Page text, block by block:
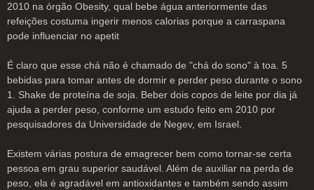
2010 na órgão Obesity, qual bebe água anteriormente das
refeições costuma ingerir menos calorias porque a carraspana
pode influenciar no apetit
É claro que esse chá não é chamado de "chá do sono" à toa. 5
bebidas para tomar antes de dormir e perder peso durante o sono
1. Shake de proteína de soja. Beber dois copos de leite por dia já
ajuda a perder peso, conforme um estudo feito em 2010 por
pesquisadores da Universidade de Negev, em Israel.
Existem várias postura de emagrecer bem como tornar-se certa
pessoa em grau superior saudável. Além de auxiliar na perda de
peso, ela é agradável em antioxidantes e também sendo assim